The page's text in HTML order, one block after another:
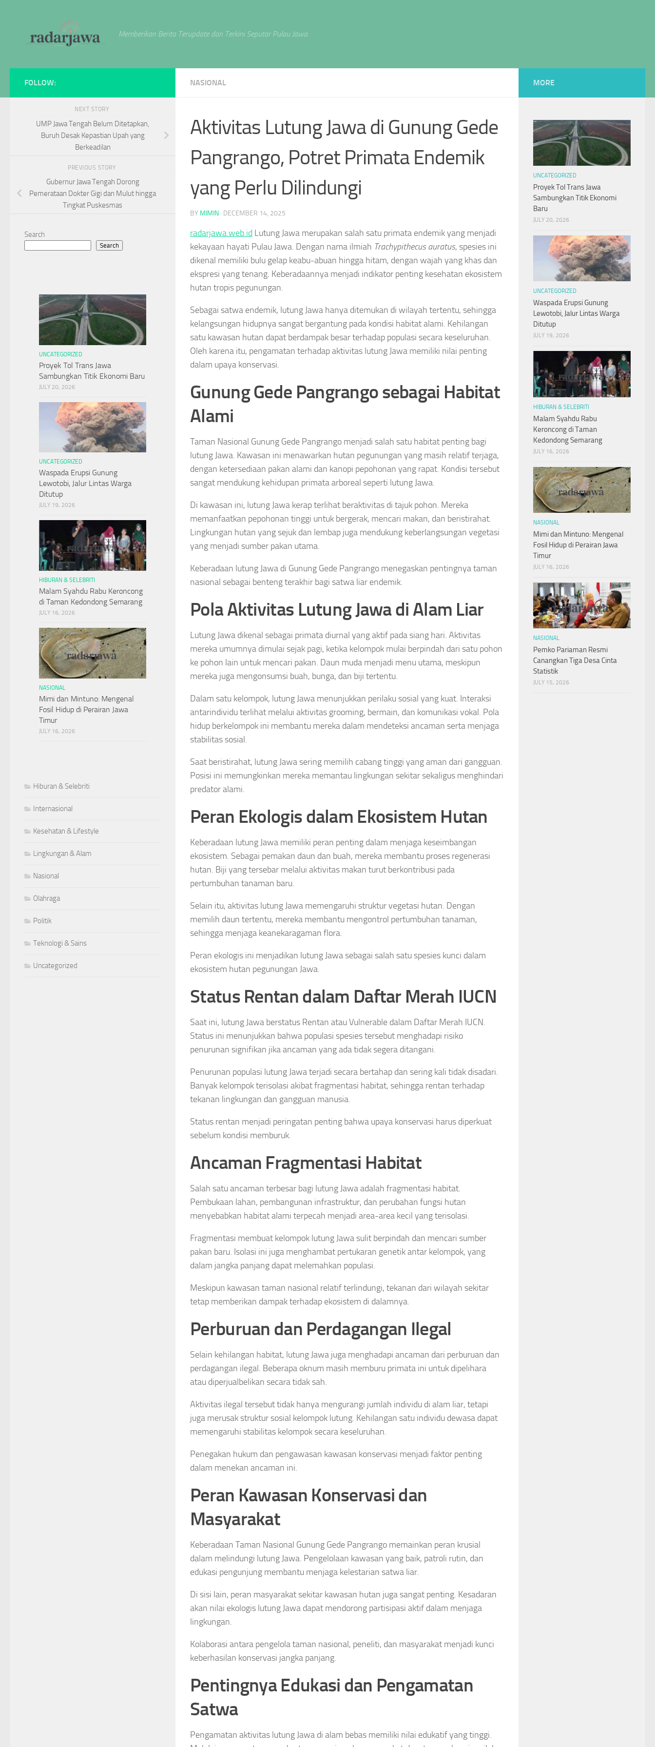
Memberikan Berita Terupdate dan Terkini Seputar Pulau Jawa
NASIONAL
Aktivitas Lutung Jawa di Gunung Gede
Pangrango, Potret Primata Endemik
yang Perlu Dilindungi
BY MIMIN · DECEMBER 14, 2025
radarjawa.web.id Lutung Jawa merupakan salah satu primata endemik yang menjadi
kekayaan hayati Pulau Jawa. Dengan nama ilmiah Trachypithecus auratus, spesies ini
dikenal memiliki bulu gelap keabu-abuan hingga hitam, dengan wajah yang khas dan
ekspresi yang tenang. Keberadaannya menjadi indikator penting kesehatan ekosistem
hutan tropis pegunungan.
Sebagai satwa endemik, lutung Jawa hanya ditemukan di wilayah tertentu, sehingga
kelangsungan hidupnya sangat bergantung pada kondisi habitat alami. Kehilangan
satu kawasan hutan dapat berdampak besar terhadap populasi secara keseluruhan.
Oleh karena itu, pengamatan terhadap aktivitas lutung Jawa memiliki nilai penting
dalam upaya konservasi.
Gunung Gede Pangrango sebagai Habitat
Alami
Taman Nasional Gunung Gede Pangrango menjadi salah satu habitat penting bagi
lutung Jawa. Kawasan ini menawarkan hutan pegunungan yang masih relatif terjaga,
dengan ketersediaan pakan alami dan kanopi pepohonan yang rapat. Kondisi tersebut
sangat mendukung kehidupan primata arboreal seperti lutung Jawa.
Di kawasan ini, lutung Jawa kerap terlihat beraktivitas di tajuk pohon. Mereka
memanfaatkan pepohonan tinggi untuk bergerak, mencari makan, dan beristirahat.
Lingkungan hutan yang sejuk dan lembap juga mendukung keberlangsungan vegetasi
yang menjadi sumber pakan utama.
Keberadaan lutung Jawa di Gunung Gede Pangrango menegaskan pentingnya taman
nasional sebagai benteng terakhir bagi satwa liar endemik.
Pola Aktivitas Lutung Jawa di Alam Liar
Lutung Jawa dikenal sebagai primata diurnal yang aktif pada siang hari. Aktivitas
mereka umumnya dimulai sejak pagi, ketika kelompok mulai berpindah dari satu pohon
ke pohon lain untuk mencari pakan. Daun muda menjadi menu utama, meskipun
mereka juga mengonsumsi buah, bunga, dan biji tertentu.
Dalam satu kelompok, lutung Jawa menunjukkan perilaku sosial yang kuat. Interaksi
antarindividu terlihat melalui aktivitas grooming, bermain, dan komunikasi vokal. Pola
hidup berkelompok ini membantu mereka dalam mendeteksi ancaman serta menjaga
stabilitas sosial.
Saat beristirahat, lutung Jawa sering memilih cabang tinggi yang aman dari gangguan.
Posisi ini memungkinkan mereka memantau lingkungan sekitar sekaligus menghindari
predator alami.
Peran Ekologis dalam Ekosistem Hutan
Keberadaan lutung Jawa memiliki peran penting dalam menjaga keseimbangan
ekosistem. Sebagai pemakan daun dan buah, mereka membantu proses regenerasi
hutan. Biji yang tersebar melalui aktivitas makan turut berkontribusi pada
pertumbuhan tanaman baru.
Selain itu, aktivitas lutung Jawa memengaruhi struktur vegetasi hutan. Dengan
memilih daun tertentu, mereka membantu mengontrol pertumbuhan tanaman,
sehingga menjaga keanekaragaman flora.
Peran ekologis ini menjadikan lutung Jawa sebagai salah satu spesies kunci dalam
ekosistem hutan pegunungan Jawa.
Status Rentan dalam Daftar Merah IUCN
Saat ini, lutung Jawa berstatus Rentan atau Vulnerable dalam Daftar Merah IUCN.
Status ini menunjukkan bahwa populasi spesies tersebut menghadapi risiko
penurunan signifikan jika ancaman yang ada tidak segera ditangani.
Penurunan populasi lutung Jawa terjadi secara bertahap dan sering kali tidak disadari.
Banyak kelompok terisolasi akibat fragmentasi habitat, sehingga rentan terhadap
tekanan lingkungan dan gangguan manusia.
Status rentan menjadi peringatan penting bahwa upaya konservasi harus diperkuat
sebelum kondisi memburuk.
Ancaman Fragmentasi Habitat
Salah satu ancaman terbesar bagi lutung Jawa adalah fragmentasi habitat.
Pembukaan lahan, pembangunan infrastruktur, dan perubahan fungsi hutan
menyebabkan habitat alami terpecah menjadi area-area kecil yang terisolasi.
Fragmentasi membuat kelompok lutung Jawa sulit berpindah dan mencari sumber
pakan baru. Isolasi ini juga menghambat pertukaran genetik antar kelompok, yang
dalam jangka panjang dapat melemahkan populasi.
Meskipun kawasan taman nasional relatif terlindungi, tekanan dari wilayah sekitar
tetap memberikan dampak terhadap ekosistem di dalamnya.
Perburuan dan Perdagangan Ilegal
Selain kehilangan habitat, lutung Jawa juga menghadapi ancaman dari perburuan dan
perdagangan ilegal. Beberapa oknum masih memburu primata ini untuk dipelihara
atau diperjualbelikan secara tidak sah.
Aktivitas ilegal tersebut tidak hanya mengurangi jumlah individu di alam liar, tetapi
juga merusak struktur sosial kelompok lutung. Kehilangan satu individu dewasa dapat
memengaruhi stabilitas kelompok secara keseluruhan.
Penegakan hukum dan pengawasan kawasan konservasi menjadi faktor penting
dalam menekan ancaman ini.
Peran Kawasan Konservasi dan
Masyarakat
Keberadaan Taman Nasional Gunung Gede Pangrango memainkan peran krusial
dalam melindungi lutung Jawa. Pengelolaan kawasan yang baik, patroli rutin, dan
edukasi pengunjung membantu menjaga kelestarian satwa liar.
Di sisi lain, peran masyarakat sekitar kawasan hutan juga sangat penting. Kesadaran
akan nilai ekologis lutung Jawa dapat mendorong partisipasi aktif dalam menjaga
lingkungan.
Kolaborasi antara pengelola taman nasional, peneliti, dan masyarakat menjadi kunci
keberhasilan konservasi jangka panjang.
Pentingnya Edukasi dan Pengamatan
Satwa
Pengamatan aktivitas lutung Jawa di alam bebas memiliki nilai edukatif yang tinggi.
FOLLOW:
NEXT STORY
UMP Jawa Tengah Belum Ditetapkan,
Buruh Desak Kepastian Upah yang
Berkeadilan
PREVIOUS STORY
Gubernur Jawa Tengah Dorong
Pemerataan Dokter Gigi dan Mulut hingga
Tingkat Puskesmas
Search
Search
UNCATEGORIZED
Proyek Tol Trans Jawa
Sambungkan Titik Ekonomi Baru
JULY 20, 2026
UNCATEGORIZED
Waspada Erupsi Gunung
Lewotobi, Jalur Lintas Warga
Ditutup
JULY 19, 2026
HIBURAN & SELEBRITI
Malam Syahdu Rabu Keroncong
di Taman Kedondong Semarang
JULY 16, 2026
NASIONAL
Mimi dan Mintuno: Mengenal
Fosil Hidup di Perairan Jawa
Timur
JULY 16, 2026
Hiburan & Selebriti
Internasional
Kesehatan & Lifestyle
Lingkungan & Alam
Nasional
Olahraga
Politik
Teknologi & Sains
Uncategorized
MORE
UNCATEGORIZED
Proyek Tol Trans Jawa
Sambungkan Titik Ekonomi
Baru
JULY 20, 2026
UNCATEGORIZED
Waspada Erupsi Gunung
Lewotobi, Jalur Lintas Warga
Ditutup
JULY 19, 2026
HIBURAN & SELEBRITI
Malam Syahdu Rabu
Keroncong di Taman
Kedondong Semarang
JULY 16, 2026
NASIONAL
Mimi dan Mintuno: Mengenal
Fosil Hidup di Perairan Jawa
Timur
JULY 16, 2026
NASIONAL
Pemko Pariaman Resmi
Canangkan Tiga Desa Cinta
Statistik
JULY 15, 2026